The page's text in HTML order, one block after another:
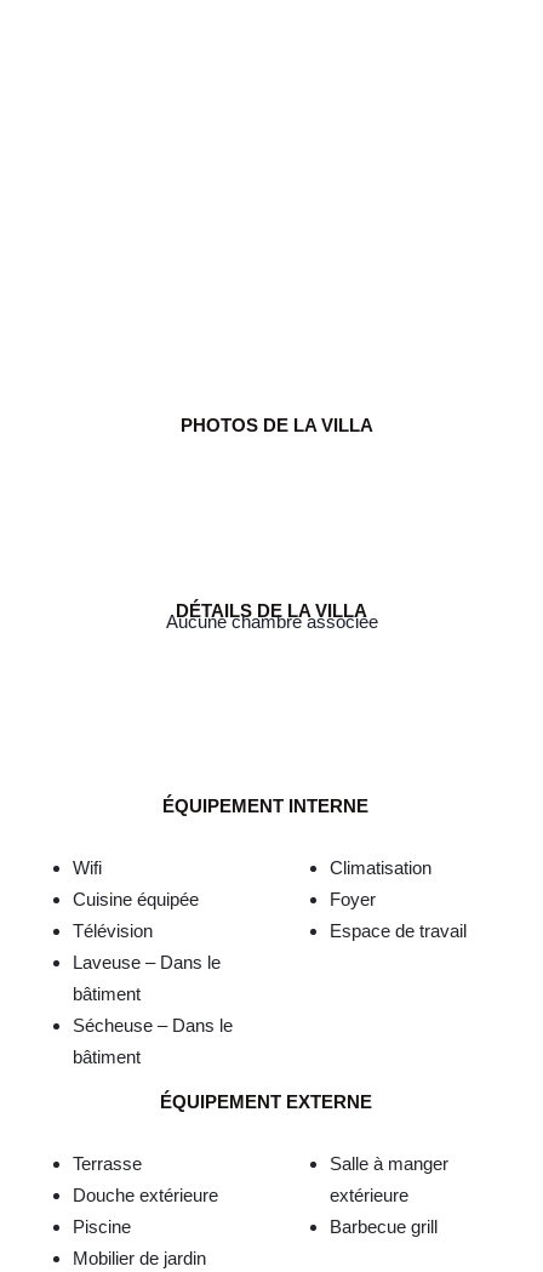
PHOTOS DE LA VILLA
DÉTAILS DE LA VILLA
Aucune chambre associée
ÉQUIPEMENT INTERNE
Wifi
Cuisine équipée
Télévision
Laveuse – Dans le
bâtiment
Sécheuse – Dans le
bâtiment
Climatisation
Foyer
Espace de travail
ÉQUIPEMENT EXTERNE
Terrasse
Douche extérieure
Piscine
Mobilier de jardin
Salle à manger
extérieure
Barbecue grill